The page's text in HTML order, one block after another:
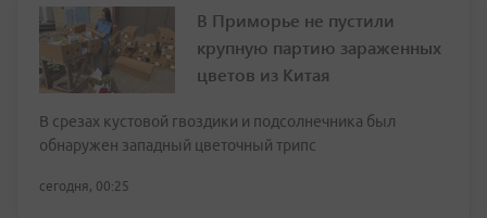
В Приморье не пустили
крупную партию зараженных
цветов из Китая
В срезах кустовой гвоздики и подсолнечника был
обнаружен западный цветочный трипс
сегодня, 00:25